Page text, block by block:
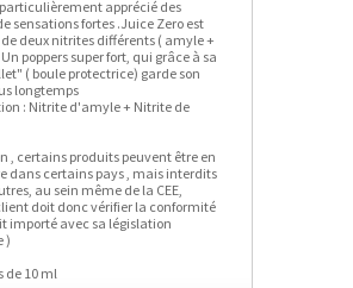
apprécié des
sensations fortes .Juice Zero est
deux nitrites différents ( amyle +
poppers super fort, qui grâce à sa
( boule protectrice) garde son
longtemps
: Nitrite d'amyle + Nitrite de
, certains produits peuvent être en
dans certains pays , mais interdits
au sein même de la CEE,
doit donc vérifier la conformité
importé avec sa législation
)
de 10 ml